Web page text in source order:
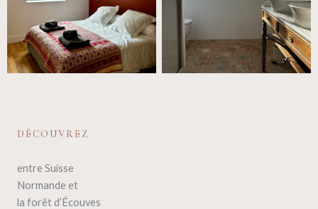
DÉCOUVREZ
entre Suisse
Normande et
la forêt d’Écouves